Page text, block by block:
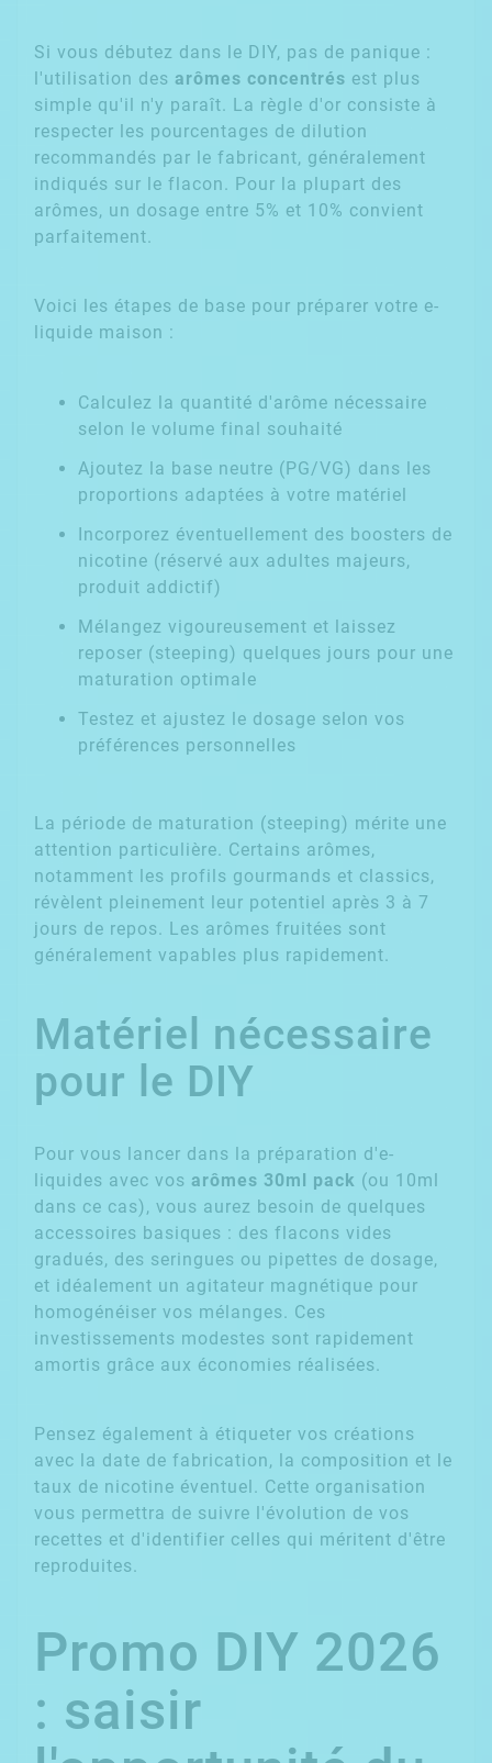
Si vous débutez dans le DIY, pas de panique :
l'utilisation des arômes concentrés est plus
simple qu'il n'y paraît. La règle d'or consiste à
respecter les pourcentages de dilution
recommandés par le fabricant, généralement
indiqués sur le flacon. Pour la plupart des
arômes, un dosage entre 5% et 10% convient
parfaitement.
Voici les étapes de base pour préparer votre e-
liquide maison :
Calculez la quantité d'arôme nécessaire
selon le volume final souhaité
Ajoutez la base neutre (PG/VG) dans les
proportions adaptées à votre matériel
Incorporez éventuellement des boosters de
nicotine (réservé aux adultes majeurs,
produit addictif)
Mélangez vigoureusement et laissez
reposer (steeping) quelques jours pour une
maturation optimale
Testez et ajustez le dosage selon vos
préférences personnelles
La période de maturation (steeping) mérite une
attention particulière. Certains arômes,
notamment les profils gourmands et classics,
révèlent pleinement leur potentiel après 3 à 7
jours de repos. Les arômes fruitées sont
généralement vapables plus rapidement.
Matériel nécessaire
pour le DIY
Pour vous lancer dans la préparation d'e-
liquides avec vos arômes 30ml pack (ou 10ml
dans ce cas), vous aurez besoin de quelques
accessoires basiques : des flacons vides
gradués, des seringues ou pipettes de dosage,
et idéalement un agitateur magnétique pour
homogénéiser vos mélanges. Ces
investissements modestes sont rapidement
amortis grâce aux économies réalisées.
Pensez également à étiqueter vos créations
avec la date de fabrication, la composition et le
taux de nicotine éventuel. Cette organisation
vous permettra de suivre l'évolution de vos
recettes et d'identifier celles qui méritent d'être
reproduites.
Promo DIY 2026
: saisir